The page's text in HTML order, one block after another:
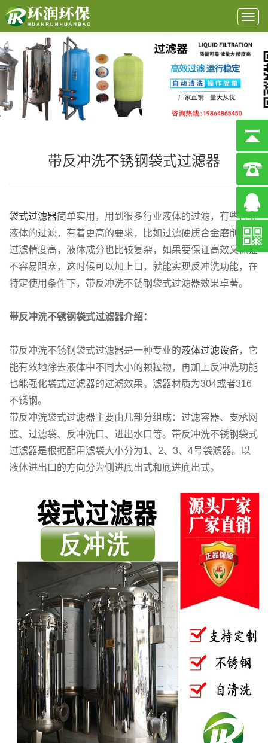
带反冲洗不锈钢袋式过滤器
袋式过滤器简单实用，用到很多行业液体的过滤，有些行业
液体的过滤，有着更高的要求，比如过滤硬质合金磨削油，
过滤精度高，液体成分也比较复杂，如果要保证高效又保证
不容易阻塞，这时候可以加上口，就能实现反冲洗功能，在
特定使用条件下，带反冲洗不锈钢袋式过滤器效果卓著。
带反冲洗不锈钢袋式过滤器介绍：
带反冲洗不锈钢袋式过滤器是一种专业的液体过滤设备，它
能有效地除去液体中不同大小的颗粒物，再加上反冲洗功能
也能强化袋式过滤器的过滤效果。滤器材质为304或者316
不锈钢。
带反冲洗袋式过滤器主要由几部分组成：过滤容器、支承网
篮、过滤袋、反冲洗口、进出水口等。带反冲洗不锈钢袋式
过滤器是根据配用滤袋大小分为1、2、3、4号袋滤器。以
液体进出口的方向分为侧进底出式和底进底出式。